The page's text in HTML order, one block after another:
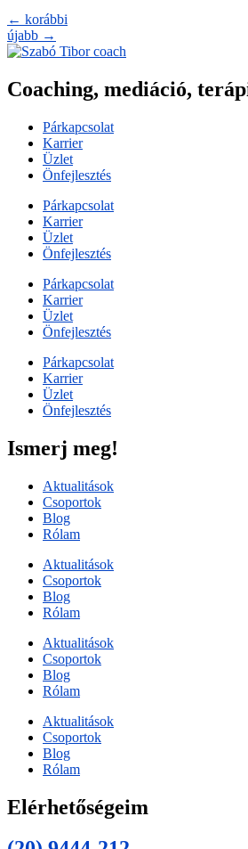
← korábbi
újabb →
Coaching, mediáció,
Párkapcsolat
Karrier
Üzlet
Önfejlesztés
Párkapcsolat
Karrier
Üzlet
Önfejlesztés
Párkapcsolat
Karrier
Üzlet
Önfejlesztés
Párkapcsolat
Karrier
Üzlet
Önfejlesztés
Ismerj meg!
Aktualitások
Csoportok
Blog
Rólam
Aktualitások
Csoportok
Blog
Rólam
Aktualitások
Csoportok
Blog
Rólam
Aktualitások
Csoportok
Blog
Rólam
Elérhetőségeim